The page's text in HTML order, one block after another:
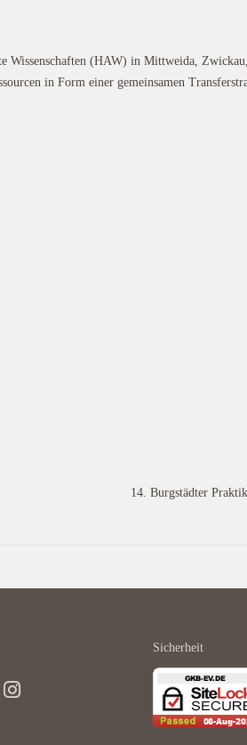
Wissenschaften (HAW) in Mittweida, Zwickau,
in Form einer gemeinsamen
14. Burgstädter
Sicherheit